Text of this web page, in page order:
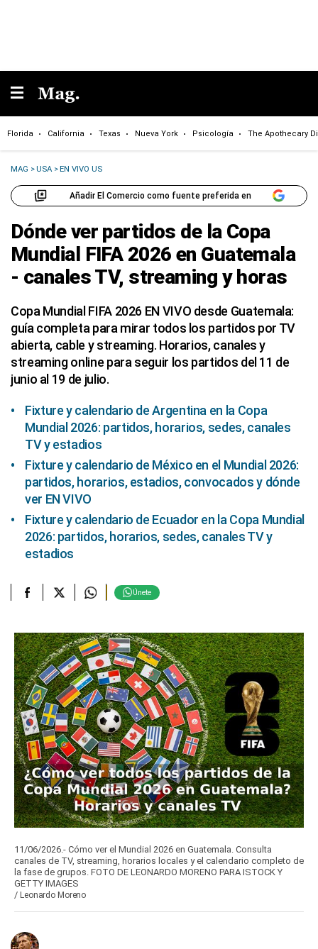
Florida California Texas Nueva York Psicología The Apothecary
MAG >USA >EN VIVO US
Añadir El Comercio como fuente preferida en
Dónde ver partidos de la Copa
Mundial FIFA 2026 en Guatemala
- canales TV, streaming y horas
Copa Mundial FIFA 2026 EN VIVO desde Guatemala:
guía completa para mirar todos los partidos por TV
abierta, cable y streaming. Horarios, canales y
streaming online para seguir los partidos del 11 de
junio al 19 de julio.
Fixture y calendario de Argentina en la Copa
Mundial 2026: partidos, horarios, sedes, canales
TV y estadios
Fixture y calendario de México en el Mundial 2026:
partidos, horarios, estadios, convocados y dónde
ver EN VIVO
Fixture y calendario de Ecuador en la Copa Mundial
2026: partidos, horarios, sedes, canales TV y
estadios
Únete
11/06/2026.- Cómo ver el Mundial 2026 en Guatemala. Consulta
canales de TV, streaming, horarios locales y el calendario completo de
la fase de grupos. FOTO DE LEONARDO MORENO PARA ISTOCK Y
GETTY IMAGES
/ Leonardo Moreno